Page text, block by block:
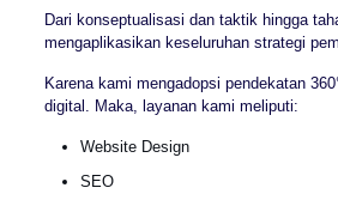
Dari konseptualisasi dan taktik hingga
mengaplikasikan keseluruhan strategi
Karena kami mengadopsi pendekatan
digital. Maka, layanan kami meliputi:
Website Design
SEO